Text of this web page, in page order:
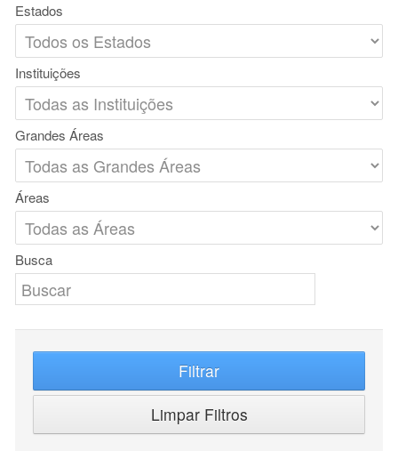
Estados
Instituições
Grandes Áreas
Áreas
Busca
Filtrar
Limpar Filtros